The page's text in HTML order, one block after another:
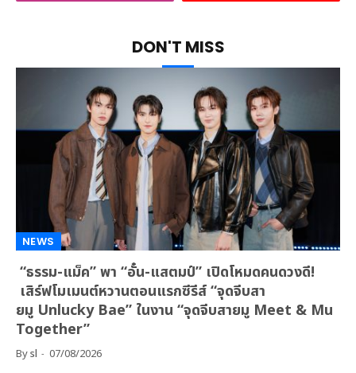
DON'T MISS
NEWS
“ธรรม-แม็ค” พา “อั๋น-แสตมป์” เปิดโหมดคนดวงดี!
เสิร์ฟโมเมนต์หวานตอนแรกซีรีส์ “จุดจีบสา
ยมู Unlucky Bae” ในงาน “จุดจีบสายมู Meet & Mu
Together”
Bysl 07/08/2026